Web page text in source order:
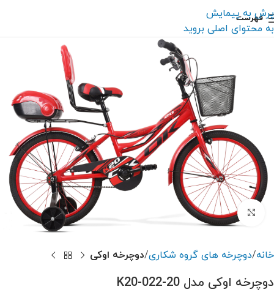
پرش به پیمایش
به محتوای اصلی بروید
فهرست
بزرگنمایی تصویر
خانه دوچرخه های گروه شکاری دوچرخه اوکی
دوچرخه اوکی مدل K20-022-20